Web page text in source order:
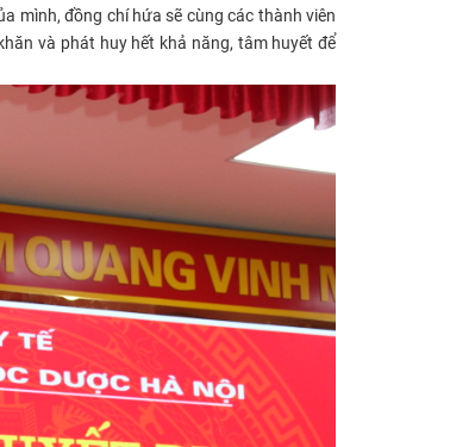
mình, đồng chí hứa sẽ cùng các thành viên
và phát huy hết khả năng, tâm huyết để